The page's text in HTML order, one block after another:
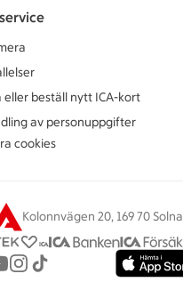
eller beställ nytt ICA-kort
av personuppgifter
cookies
Kolonnvägen 20, 169 70 Solna